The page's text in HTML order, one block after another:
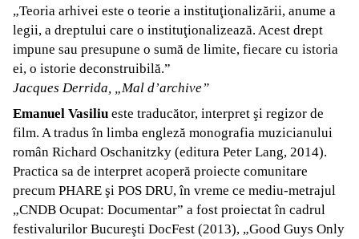
„Teoria arhivei este o teorie a instituţionalizării, anume a
legii, a dreptului care o instituţionalizează. Acest drept
impune sau presupune o sumă de limite, fiecare cu istoria
ei, o istorie deconstruibilă.”
Jacques Derrida, „Mal d’archive”
Emanuel Vasiliu este traducător, interpret şi regizor de
film. A tradus în limba engleză monografia muzicianului
român Richard Oschanitzky (editura Peter Lang, 2014).
Practica sa de interpret acoperă proiecte comunitare
precum PHARE şi POS DRU, în vreme ce mediu-metrajul
„CNDB Ocupat: Documentar” a fost proiectat în cadrul
festivalurilor Bucureşti DocFest (2013), „Good Guys Only